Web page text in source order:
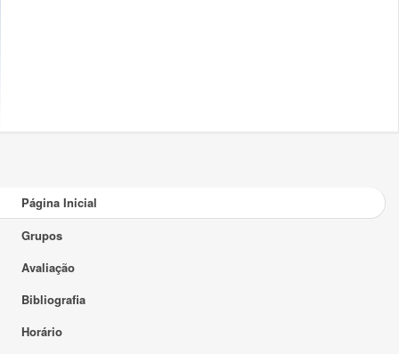
Página Inicial
Grupos
Avaliação
Bibliografia
Horário